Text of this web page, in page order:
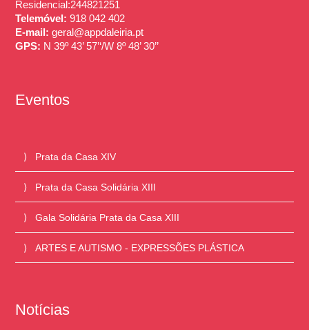
Residencial:244821251
Telemóvel: 918 042 402
E-mail: geral@appdaleiria.pt
GPS: N 39º 43’ 57’‘/W 8º 48’ 30’’
Eventos
Prata da Casa XIV
Prata da Casa Solidária XIII
Gala Solidária Prata da Casa XIII
ARTES E AUTISMO - EXPRESSÕES PLÁSTICA
Notícias